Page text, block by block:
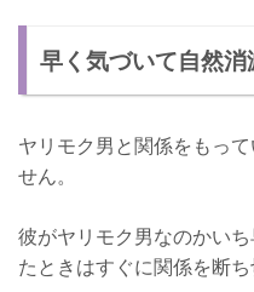
早く気づいて自然消
ヤリモク男と関係をもっ
せん。
彼がヤリモク男なのかい
たときはすぐに関係を断ち